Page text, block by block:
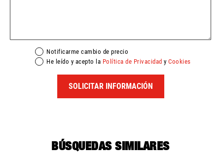
Notificarme cambio de precio
He leído y acepto la Política de Privacidad y Cookies
SOLICITAR INFORMACIÓN
BÚSQUEDAS SIMILARES